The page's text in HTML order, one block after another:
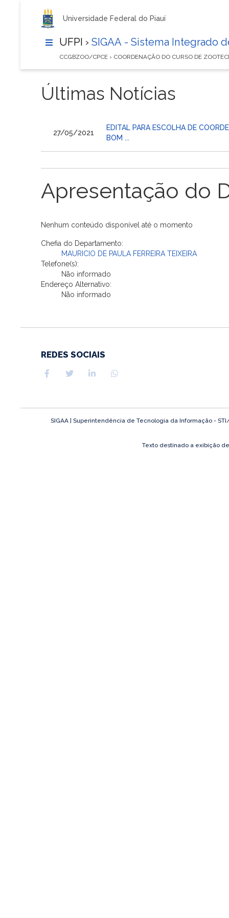
Universidade Federal do Piauí
UFPI › SIGAA - Sistema Integrado
CCGBZOO/CPCE › COORDENAÇÃO DO CURSO DE
Últimas Notícias
27/05/2021
EDITAL PARA ESCOLHA DE
BOM ...
Apresentação do
Nenhum conteúdo disponível até o momento
Chefia do Departamento:
MAURICIO DE PAULA FERREIRA TEIXEIRA
Telefone(s):
Não informado
Endereço Alternativo:
Não informado
REDES SOCIAIS
SIGAA | Superintendência de Tecnologia da Informação -
Texto destinado a exibição